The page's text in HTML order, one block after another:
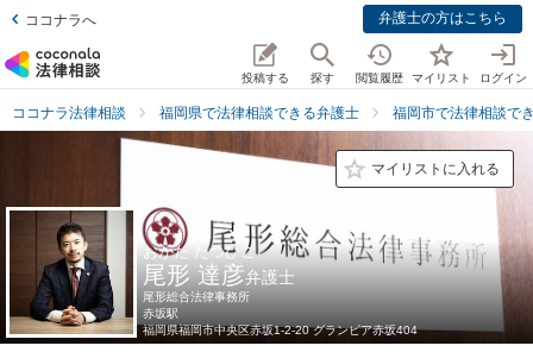
ココナラへ 弁護士の方はこちら
投稿する 探す 閲覧履歴 マイリスト ログイン
ココナラ法律相談 福岡県で法律相談できる弁護士 福岡市で法律相談で
マイリストに入れる
おがた たつひこ
尾形 達彦弁護士
尾形総合法律事務所
赤坂駅
福岡県福岡市中央区赤坂1-2-20 グランピア赤坂404